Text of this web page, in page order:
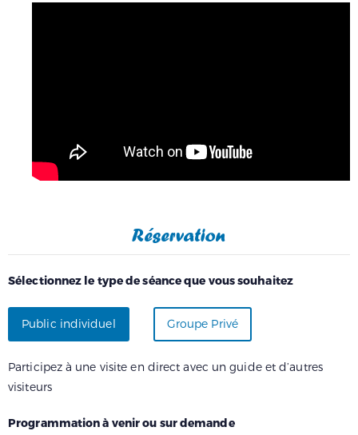
Réservation
Sélectionnez le type de séance que vous souhaitez
Public individuel Groupe Privé
Participez à une visite en direct avec un guide et d’autres
visiteurs
Programmation à venir ou sur demande